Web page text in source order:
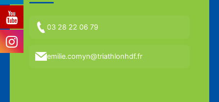
03 28 22 06 79
emilie.comyn@triathlonhdf.fr